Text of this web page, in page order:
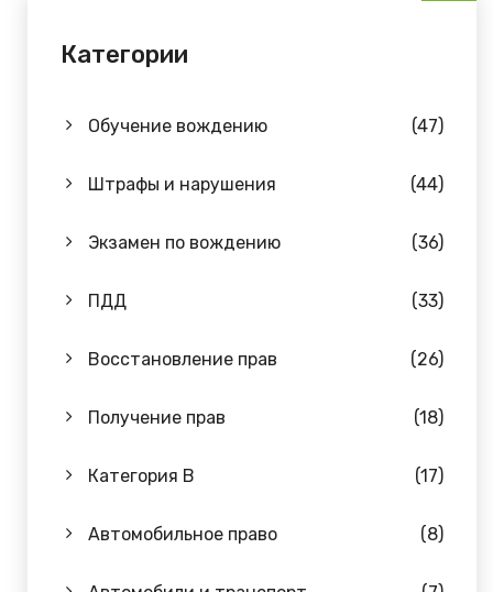
Категории
Обучение вождению (47)
Штрафы и нарушения (44)
Экзамен по вождению (36)
ПДД (33)
Восстановление прав (26)
Получение прав (18)
Категория B (17)
Автомобильное право (8)